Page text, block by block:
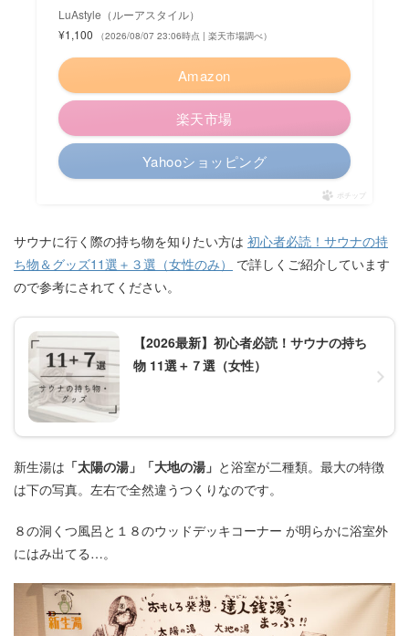
LuAstyle（ルーアスタイル）
¥1,100
（2026/08/07 23:06時点 | 楽天市場調べ）
Amazon
楽天市場
Yahooショッピング
ポチップ
サウナに行く際の持ち物を知りたい方は 初心者必読！サウナの持
ち物＆グッズ11選＋３選（女性のみ）
で詳しくご紹介しています
ので参考にされてください。
【2026最新】初心者必読！サウナの持ち
物 11選＋７選（女性）
新生湯は 「太陽の湯」「大地の湯」 と浴室が二種類。最大の特徴
は下の写真。左右で全然違うつくりなのです。
８の洞くつ風呂と１８のウッドデッキコーナー が明らかに浴室外
にはみ出てる…。